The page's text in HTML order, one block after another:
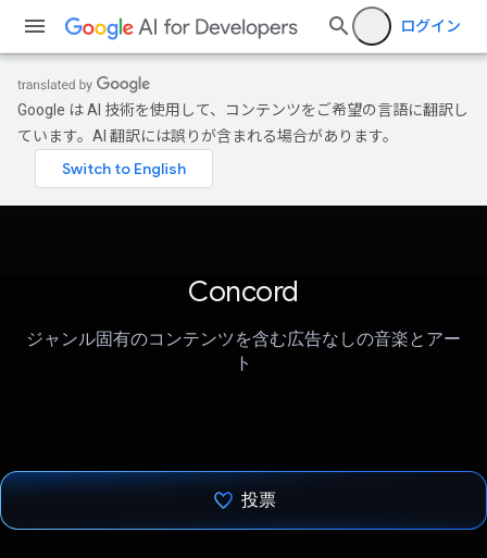
ログイン
Google は AI 技術を使用して、コンテンツをご希望の言語に翻訳し
ています。AI 翻訳には誤りが含まれる場合があります。
Concord
ジャンル固有のコンテンツを含む広告なしの音楽とアー
ト
投票